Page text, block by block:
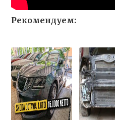
Рекомендуем: